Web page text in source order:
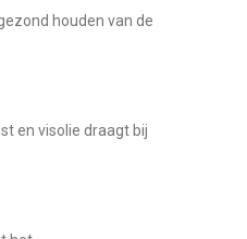
houden van de
en visolie draagt bij